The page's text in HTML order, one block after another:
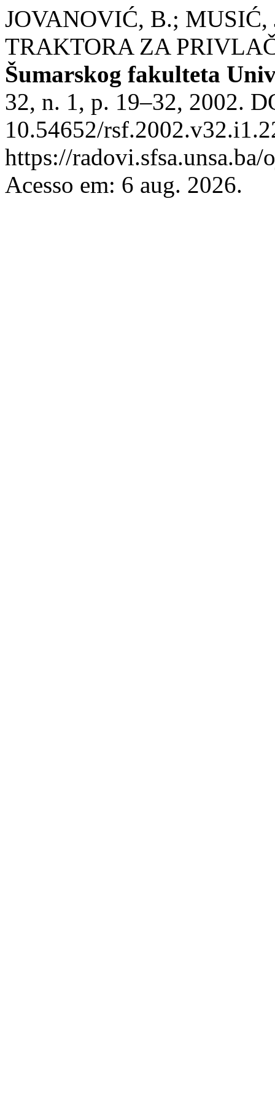
JOVANOVIĆ, B.;
TRAKTORA ZA
Šumarskog fakulteta
32, n. 1, p. 19–32, 2002.
10.54652/
https://
Acesso em: 6 aug. 2026.